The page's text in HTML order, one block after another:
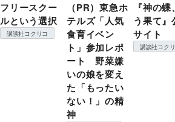
フリースクー
ルという選択
講談社コクリコ
（PR）東急ホ
テルズ「人気
食育イベン
ト」参加レポ
ート 野菜嫌
いの娘を変え
た「もったい
ない！」の精
神
『神の
う果て』
サイト
講談社コク